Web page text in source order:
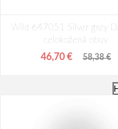
Wild 647051 Silver grey
celokožená obuv
46,70 € 58,38 €